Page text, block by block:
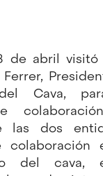
de abril visitó
del Cava,
las dos
colaboración
del cava,